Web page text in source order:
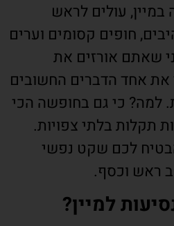
עולים לראש
חופים קסומים וערים
שאתם אורזים את
את אחד הדברים החשובים
למה? כי גם בחופשה הכי
תקלות בלתי צפויות.
לכם שקט נפשי
ראש וכסף.
למיין?